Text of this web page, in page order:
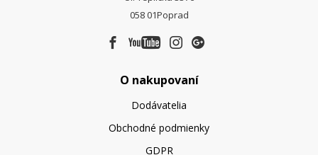
058 01Poprad
O nakupovaní
Dodávatelia
Obchodné podmienky
GDPR